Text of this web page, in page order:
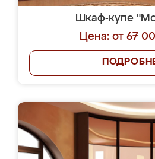
Шкаф-купе
Цена: от 67